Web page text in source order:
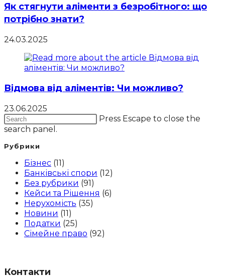
Як стягнути аліменти з безробітного: що
потрібно знати?
24.03.2025
Відмова від аліментів: Чи можливо?
23.06.2025
Press Escape to close the
search panel.
Рубрики
Бізнес (11)
Банківські спори (12)
Без рубрики (91)
Кейси та Рішення (6)
Нерухомість (35)
Новини (11)
Податки (25)
Сімейне право (92)
Контакти